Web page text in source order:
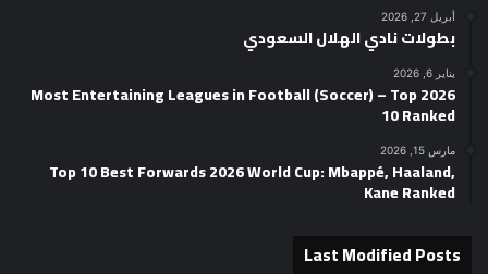
أبريل 27, 2026
بطولات نادي الهلال السعودي
يناير 6, 2026
2026 Most Entertaining Leagues in Football (Soccer) – Top
10 Ranked
مارس 15, 2026
Top 10 Best Forwards 2026 World Cup: Mbappé, Haaland,
Kane Ranked
Last Modified Posts